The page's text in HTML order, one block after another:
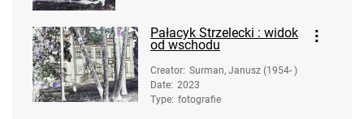
Pałacyk Strzelecki : widok
od wschodu
Creator: Surman, Janusz (1954- )
Date: 2023
Type: fotografie